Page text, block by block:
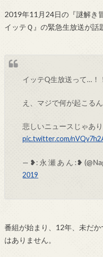
2019年11月24日の『謎解
イッテＱ』の緊急生放送が話
イッテQ生放送って…！
え、マジで何が起こるん
悲しいニュースじゃあ
pic.twitter.com/
— ❥︎: 永 瀬 あ ん :❥︎
2019
番組が始まり、12年、未だ
はありません。